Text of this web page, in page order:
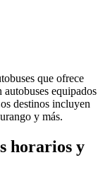
que ofrece
equipados
destinos incluyen
y más.
horarios y